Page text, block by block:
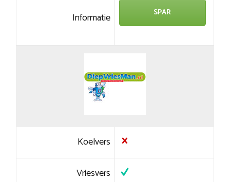
Informatie SPAR
Koelvers
Vriesvers